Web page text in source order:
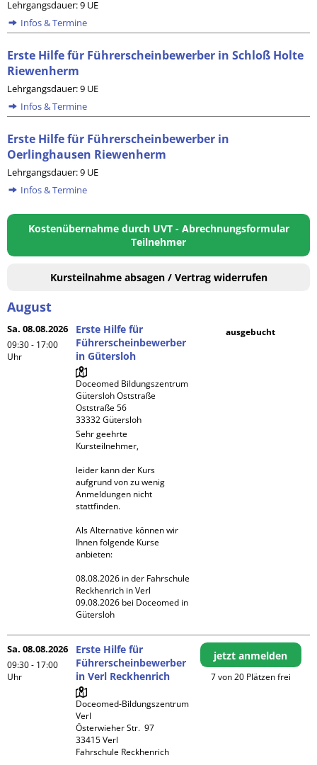
Lehrgangsdauer: 9 UE
Infos & Termine
Erste Hilfe für Führerscheinbewerber in Schloß Holte
Riewenherm
Lehrgangsdauer: 9 UE
Infos & Termine
Erste Hilfe für Führerscheinbewerber in
Oerlinghausen Riewenherm
Lehrgangsdauer: 9 UE
Infos & Termine
Kostenübernahme durch UVT - Abrechnungsformular
Teilnehmer
Kursteilnahme absagen / Vertrag widerrufen
August
Sa. 08.08.2026
09:30 - 17:00
Uhr
Erste Hilfe für
Führerscheinbewerber
in Gütersloh
Doceomed Bildungszentrum
Gütersloh Oststraße
Oststraße 56
Sehr geehrte
Kursteilnehmer,
leider kann der Kurs
aufgrund von zu wenig
Anmeldungen nicht
stattfinden.
Als Alternative können wir
Ihnen folgende Kurse
anbieten:
08.08.2026 in der Fahrschule
Reckhenrich in Verl
09.08.2026 bei Doceomed in
Gütersloh
ausgebucht
Sa. 08.08.2026
09:30 - 17:00
Uhr
Erste Hilfe für
Führerscheinbewerber
in Verl Reckhenrich
Doceomed-Bildungszentrum
Verl
Österwieher Str.  97
33415 Verl
Fahrschule Reckhenrich
jetzt anmelden
7 von 20 Plätzen frei